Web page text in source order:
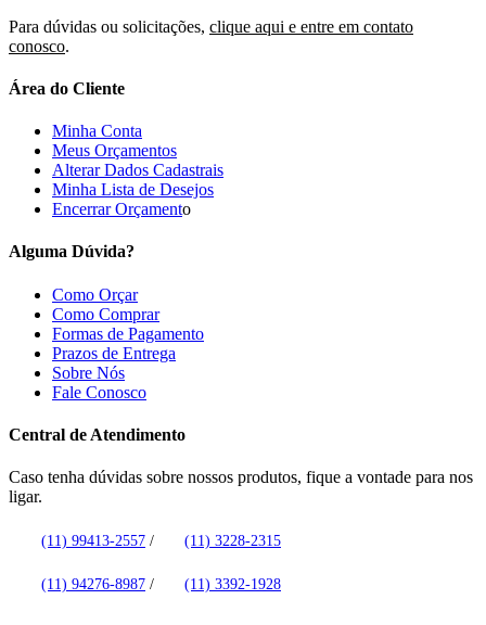
Para dúvidas ou solicitações, clique aqui e entre em contato
conosco.
Área do Cliente
Minha Conta
Meus Orçamentos
Alterar Dados Cadastrais
Minha Lista de Desejos
Encerrar Orçamento
Alguma Dúvida?
Como Orçar
Como Comprar
Formas de Pagamento
Prazos de Entrega
Sobre Nós
Fale Conosco
Central de Atendimento
Caso tenha dúvidas sobre nossos produtos, fique a vontade para nos
ligar.
(11) 99413-2557 / (11) 3228-2315
(11) 94276-8987 / (11) 3392-1928